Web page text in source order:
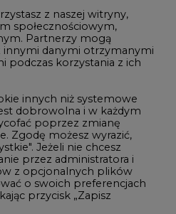
z naszej witryny,
społecznościowym,
Partnerzy mogą
innymi danymi otrzymanymi
podczas korzystania z ich
innych niż systemowe
dobrowolna i w każdym
poprzez zmianę
Zgodę możesz wyrazić,
Jeżeli nie chcesz
przez administratora i
z opcjonalnych plików
o swoich preferencjach
przycisk „Zapisz